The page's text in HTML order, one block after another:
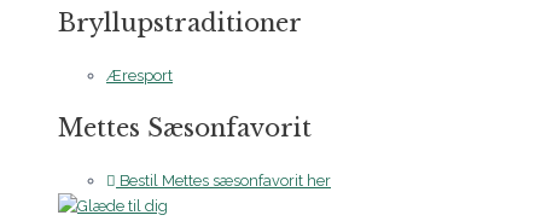
Bryllupstraditioner
Æresport
Mettes Sæsonfavorit
Bestil Mettes sæsonfavorit her